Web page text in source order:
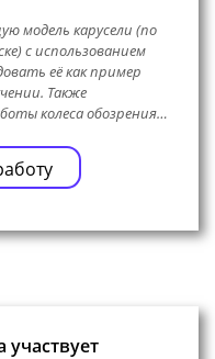
модель карусели (по
с использованием
её как пример
Также
колеса обозрения…
участвует